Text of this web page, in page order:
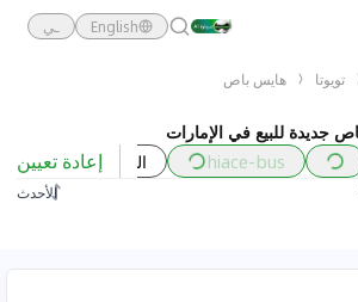
English ـي
تويوتا هايس باص
hiace-bus السعر السنة
إعادة تعيين
الأحدث